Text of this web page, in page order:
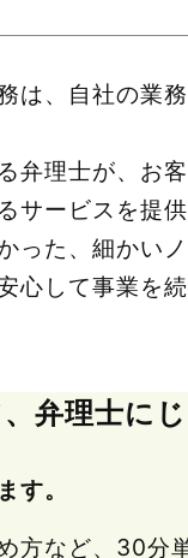
は、自社の業
弁理士が、お
サービスを提供
った、細かい
心して事業を
弁理士に
す。
方など、30分